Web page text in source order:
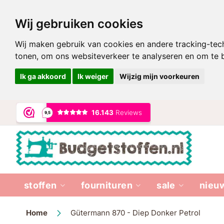
Wij gebruiken cookies
Wij maken gebruik van cookies en andere tracking-
tonen, om ons websiteverkeer te analyseren en om
Ik ga akkoord Ik weiger Wijzig mijn voorkeuren
Ga
naar
de
inhoud
stoffen fournituren sale
Home Gütermann 870 - Diep Donker Petrol